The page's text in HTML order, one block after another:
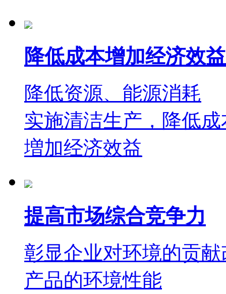
降低成本增加经济效益
降低资源、能源消耗
实施清洁生产，降低成
増加经济效益
提高市场综合竞争力
彰显企业对环境的贡献
产品的环境性能